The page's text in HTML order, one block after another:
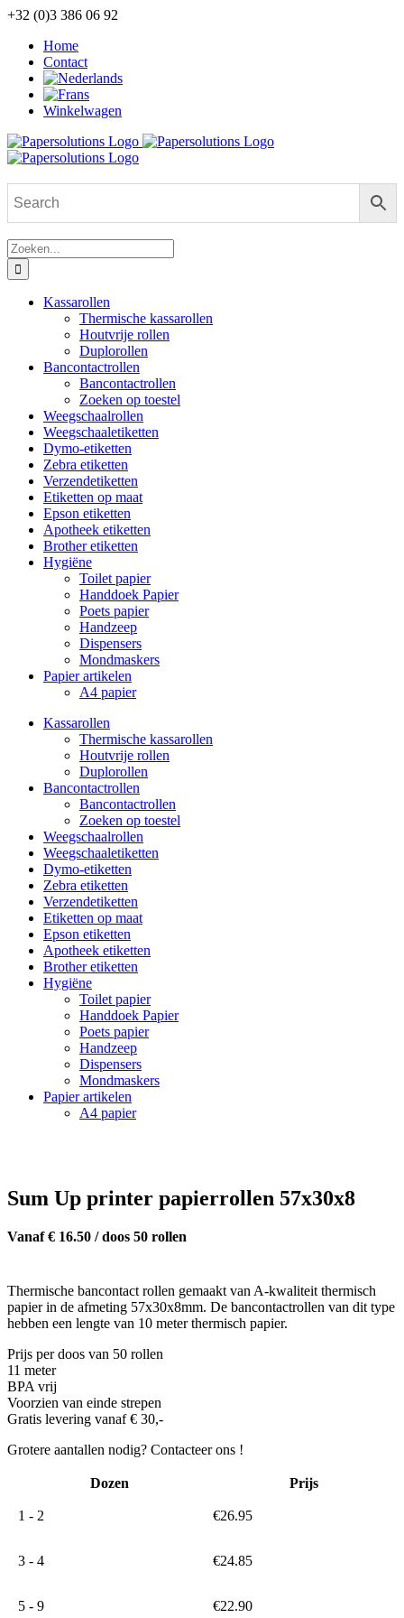
Ga
inhoud
+32 (0)3 386 06 92
Home
Contact
Winkelwagen
Zoeken
naar:
Kassarollen
Thermische kassarollen
Houtvrije rollen
Duplorollen
Bancontactrollen
Bancontactrollen
Zoeken op toestel
Weegschaalrollen
Weegschaaletiketten
Dymo-etiketten
Zebra etiketten
Verzendetiketten
Etiketten op maat
Epson etiketten
Apotheek etiketten
Brother etiketten
Hygiëne
Toilet papier
Handdoek Papier
Poets papier
Handzeep
Dispensers
Mondmaskers
Papier artikelen
A4 papier
Kassarollen
Thermische kassarollen
Houtvrije rollen
Duplorollen
Bancontactrollen
Bancontactrollen
Zoeken op toestel
Weegschaalrollen
Weegschaaletiketten
Dymo-etiketten
Zebra etiketten
Verzendetiketten
Etiketten op maat
Epson etiketten
Apotheek etiketten
Brother etiketten
Hygiëne
Toilet papier
Handdoek Papier
Poets papier
Handzeep
Dispensers
Mondmaskers
Papier artikelen
A4 papier
Sum Up printer papierrollen 57x30x8
Vanaf € 16.50 / doos 50 rollen
Thermische bancontact rollen gemaakt van A-kwaliteit thermisch
papier in de afmeting 57x30x8mm. De bancontactrollen van dit type
hebben een lengte van 10 meter thermisch papier.
Prijs per doos van 50 rollen
11 meter
BPA vrij
Voorzien van einde strepen
Gratis levering vanaf € 30,-
Grotere aantallen nodig? Contacteer ons !
Dozen Prijs
1 - 2 €26.95
3 - 4 €24.85
5 - 9 €22.90